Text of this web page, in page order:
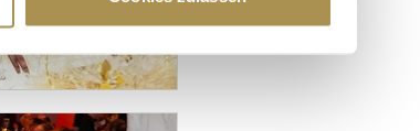
Sie Ihre Präferenzen im
für soziale Medien anbieten zu können
zu Ihrer Verwendung unserer